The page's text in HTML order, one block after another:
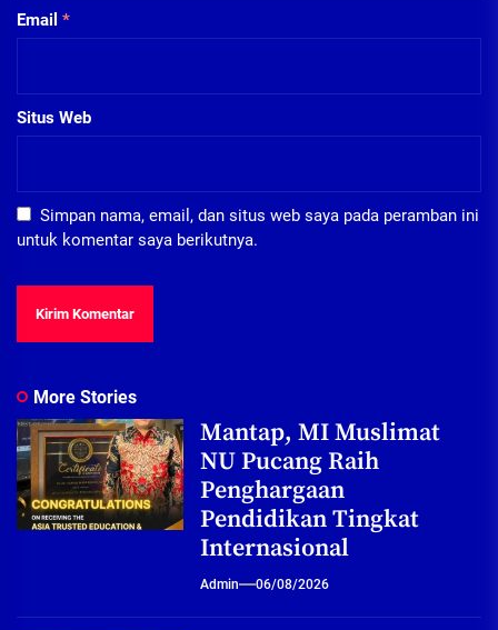
Email *
Situs Web
Simpan nama, email, dan situs web saya pada peramban ini
untuk komentar saya berikutnya.
More Stories
Mantap, MI Muslimat
NU Pucang Raih
Penghargaan
Pendidikan Tingkat
Internasional
Admin 06/08/2026